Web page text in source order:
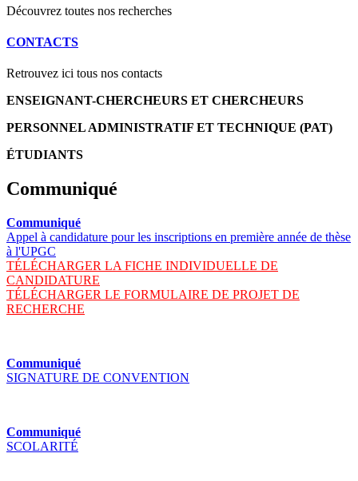
Découvrez toutes nos recherches
CONTACTS
Retrouvez ici tous nos contacts
ENSEIGNANT-CHERCHEURS ET CHERCHEURS
PERSONNEL ADMINISTRATIF ET TECHNIQUE (PAT)
ÉTUDIANTS
Communiqué
Communiqué
Appel à candidature pour les inscriptions en première année de thèse
à l'UPGC
TÉLÉCHARGER LA FICHE INDIVIDUELLE DE
CANDIDATURE
TÉLÉCHARGER LE FORMULAIRE DE PROJET DE
RECHERCHE
Communiqué
SIGNATURE DE CONVENTION
Communiqué
SCOLARITÉ